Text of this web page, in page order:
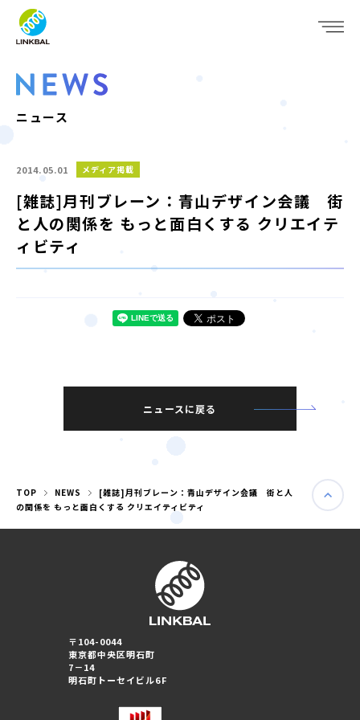
WHO WE ARE
SERVICE
IR
RECRUIT
NEWS
婚活パーティー（大阪）
JP
ニュース
2014.05.01 メディア掲載
[雑誌]月刊ブレーン：青山デザイン会議 街
と人の関係を もっと面白くする クリエイテ
ィビティ
ニュースに戻る
TOP NEWS
[雑誌]月刊ブレーン：青山デザイン会議 街と人
の関係を もっと面白くする クリエイティビティ
〒104-0044
東京都中央区明石町
7－14
明石町トーセイビル6F